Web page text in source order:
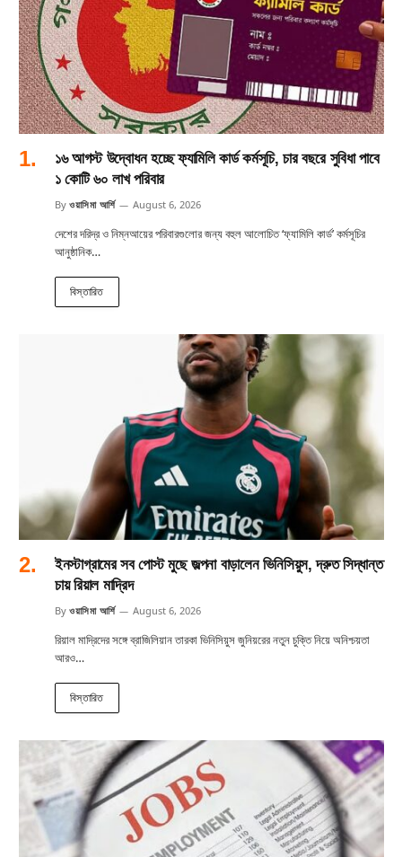
১৬ আগস্ট উদ্বোধন হচ্ছে ফ্যামিলি কার্ড কর্মসূচি, চার বছরে সুবিধা পাবে
১ কোটি ৬০ লাখ পরিবার
By ওয়াসিমা আর্শি August 6, 2026
দেশের দরিদ্র ও নিম্নআয়ের পরিবারগুলোর জন্য বহুল আলোচিত ‘ফ্যামিলি কার্ড’ কর্মসূচির
আনুষ্ঠানিক…
বিস্তারিত
ইনস্টাগ্রামের সব পোস্ট মুছে জল্পনা বাড়ালেন ভিনিসিয়ুস, দ্রুত সিদ্ধান্ত
চায় রিয়াল মাদ্রিদ
By ওয়াসিমা আর্শি August 6, 2026
রিয়াল মাদ্রিদের সঙ্গে ব্রাজিলিয়ান তারকা ভিনিসিয়ুস জুনিয়রের নতুন চুক্তি নিয়ে অনিশ্চয়তা
আরও…
বিস্তারিত